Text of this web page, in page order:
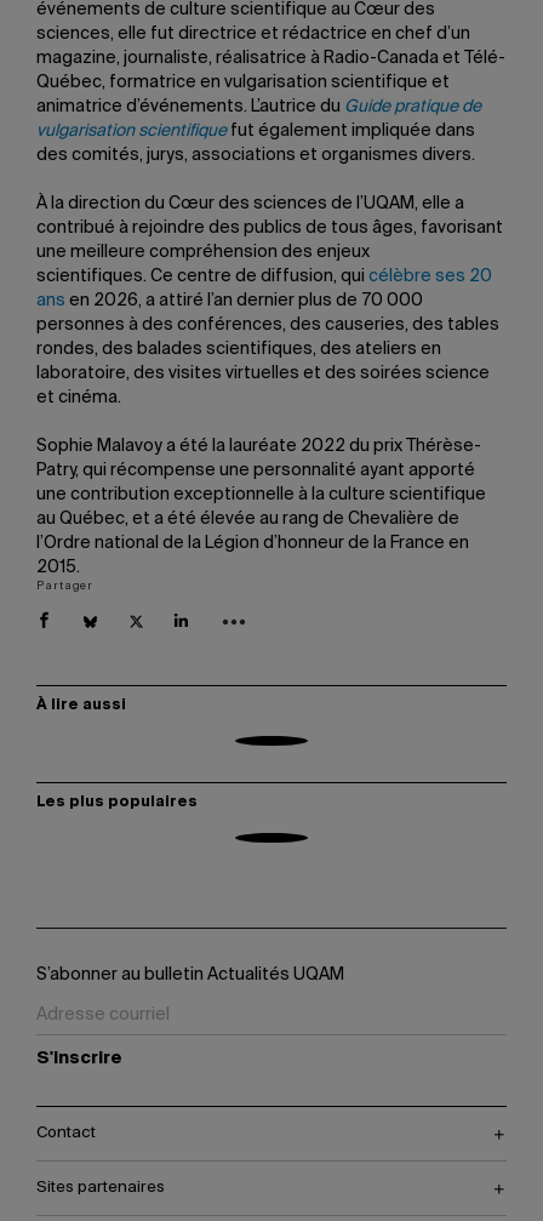
événements de culture scientifique au Cœur des
sciences, elle fut directrice et rédactrice en chef d’un
magazine, journaliste, réalisatrice à Radio-Canada et Télé-
Québec, formatrice en vulgarisation scientifique et
animatrice d’événements. L’autrice du Guide pratique de
vulgarisation scientifiquefut également impliquée dans
des comités, jurys, associations et organismes divers.
À la direction du Cœur des sciences de l’UQAM, elle a
contribué à rejoindre des publics de tous âges, favorisant
une meilleure compréhension des enjeux
scientifiques. Ce centre de diffusion, qui célèbre ses 20
ans en 2026, a attiré l’an dernier plus de 70 000
personnes à des conférences, des causeries, des tables
rondes, des balades scientifiques, des ateliers en
laboratoire, des visites virtuelles et des soirées science
et cinéma.
Sophie Malavoy a été la lauréate 2022 du prix Thérèse-
Patry, qui récompense une personnalité ayant apporté
une contribution exceptionnelle à la culture scientifique
au Québec, et a été élevée au rang de Chevalière de
l’Ordre national de la Légion d’honneur de la France en
2015.
Partager
À lire aussi
Les plus populaires
S’abonner au bulletin Actualités UQAM
S'inscrire
Contact
Sites partenaires